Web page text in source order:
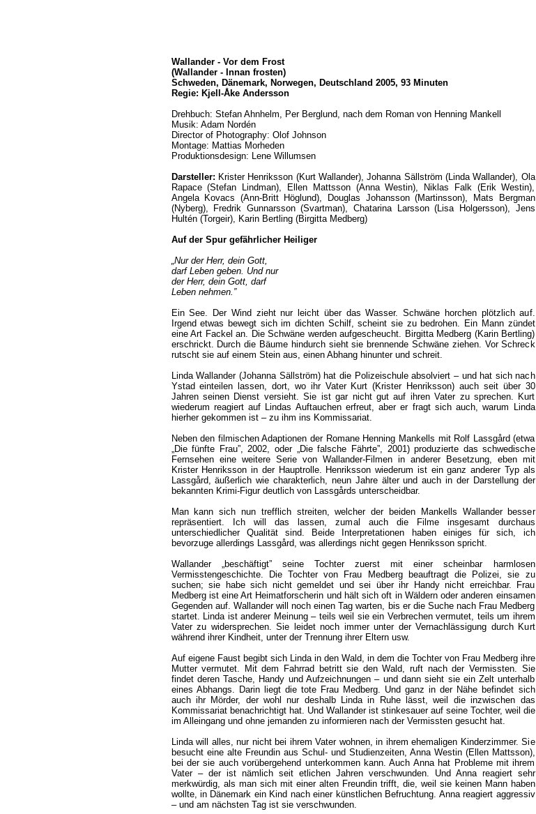
Wallander - Vor dem Frost
(Wallander - Innan frosten)
Schweden, Dänemark, Norwegen, Deutschland 2005, 93 Minuten
Regie: Kjell-Åke Andersson
Drehbuch: Stefan Ahnhelm, Per Berglund, nach dem Roman von Henning Mankell
Musik: Adam Nordén
Director of Photography: Olof Johnson
Montage: Mattias Morheden
Produktionsdesign: Lene Willumsen
Darsteller: Krister Henriksson (Kurt Wallander), Johanna Sällström (Linda Wallander), Ola
Rapace (Stefan Lindman), Ellen Mattsson (Anna Westin), Niklas Falk (Erik Westin),
Angela Kovacs (Ann-Britt Höglund), Douglas Johansson (Martinsson), Mats Bergman
(Nyberg), Fredrik Gunnarsson (Svartman), Chatarina Larsson (Lisa Holgersson), Jens
Hultén (Torgeir), Karin Bertling (Birgitta Medberg)
Auf der Spur gefährlicher Heiliger
„Nur der Herr, dein Gott,
darf Leben geben. Und nur
der Herr, dein Gott, darf
Leben nehmen.”
Ein See. Der Wind zieht nur leicht über das Wasser. Schwäne horchen plötzlich auf.
Irgend etwas bewegt sich im dichten Schilf, scheint sie zu bedrohen. Ein Mann zündet
eine Art Fackel an. Die Schwäne werden aufgescheucht. Birgitta Medberg (Karin Bertling)
erschrickt. Durch die Bäume hindurch sieht sie brennende Schwäne ziehen. Vor Schreck
rutscht sie auf einem Stein aus, einen Abhang hinunter und schreit.
Linda Wallander (Johanna Sällström) hat die Polizeischule absolviert – und hat sich nach
Ystad einteilen lassen, dort, wo ihr Vater Kurt (Krister Henriksson) auch seit über 30
Jahren seinen Dienst versieht. Sie ist gar nicht gut auf ihren Vater zu sprechen. Kurt
wiederum reagiert auf Lindas Auftauchen erfreut, aber er fragt sich auch, warum Linda
hierher gekommen ist – zu ihm ins Kommissariat.
Neben den filmischen Adaptionen der Romane Henning Mankells mit Rolf Lassgård (etwa
„Die fünfte Frau”, 2002, oder „Die falsche Fährte”, 2001) produzierte das schwedische
Fernsehen eine weitere Serie von Wallander-Filmen in anderer Besetzung, eben mit
Krister Henriksson in der Hauptrolle. Henriksson wiederum ist ein ganz anderer Typ als
Lassgård, äußerlich wie charakterlich, neun Jahre älter und auch in der Darstellung der
bekannten Krimi-Figur deutlich von Lassgårds unterscheidbar.
Man kann sich nun trefflich streiten, welcher der beiden Mankells Wallander besser
repräsentiert. Ich will das lassen, zumal auch die Filme insgesamt durchaus
unterschiedlicher Qualität sind. Beide Interpretationen haben einiges für sich, ich
bevorzuge allerdings Lassgård, was allerdings nicht gegen Henriksson spricht.
Wallander „beschäftigt” seine Tochter zuerst mit einer scheinbar harmlosen
Vermisstengeschichte. Die Tochter von Frau Medberg beauftragt die Polizei, sie zu
suchen; sie habe sich nicht gemeldet und sei über ihr Handy nicht erreichbar. Frau
Medberg ist eine Art Heimatforscherin und hält sich oft in Wäldern oder anderen einsamen
Gegenden auf. Wallander will noch einen Tag warten, bis er die Suche nach Frau Medberg
startet. Linda ist anderer Meinung – teils weil sie ein Verbrechen vermutet, teils um ihrem
Vater zu widersprechen. Sie leidet noch immer unter der Vernachlässigung durch Kurt
während ihrer Kindheit, unter der Trennung ihrer Eltern usw.
Auf eigene Faust begibt sich Linda in den Wald, in dem die Tochter von Frau Medberg ihre
Mutter vermutet. Mit dem Fahrrad betritt sie den Wald, ruft nach der Vermissten. Sie
findet deren Tasche, Handy und Aufzeichnungen – und dann sieht sie ein Zelt unterhalb
eines Abhangs. Darin liegt die tote Frau Medberg. Und ganz in der Nähe befindet sich
auch ihr Mörder, der wohl nur deshalb Linda in Ruhe lässt, weil die inzwischen das
Kommissariat benachrichtigt hat. Und Wallander ist stinkesauer auf seine Tochter, weil die
im Alleingang und ohne jemanden zu informieren nach der Vermissten gesucht hat.
Linda will alles, nur nicht bei ihrem Vater wohnen, in ihrem ehemaligen Kinderzimmer. Sie
besucht eine alte Freundin aus Schul- und Studienzeiten, Anna Westin (Ellen Mattsson),
bei der sie auch vorübergehend unterkommen kann. Auch Anna hat Probleme mit ihrem
Vater – der ist nämlich seit etlichen Jahren verschwunden. Und Anna reagiert sehr
merkwürdig, als man sich mit einer alten Freundin trifft, die, weil sie keinen Mann haben
wollte, in Dänemark ein Kind nach einer künstlichen Befruchtung. Anna reagiert aggressiv
– und am nächsten Tag ist sie verschwunden.